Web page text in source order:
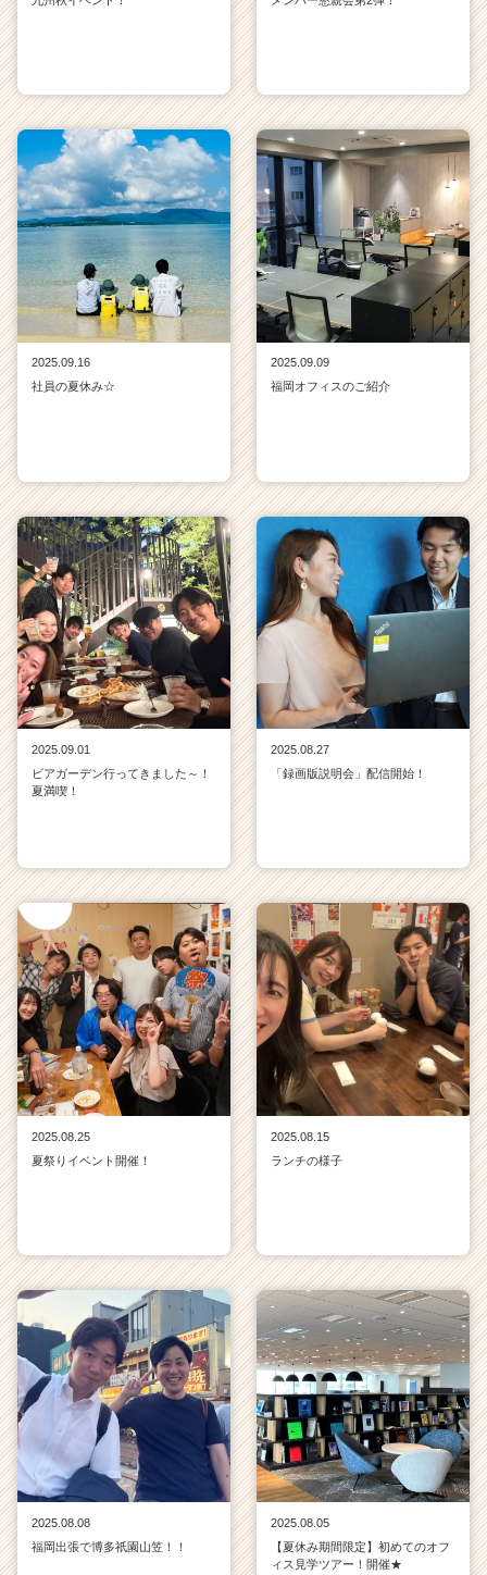
2025.09.16
社員の夏休み☆
2025.09.09
福岡オフィスのご紹介
2025.09.01
ビアガーデン行ってきました～！
夏満喫！
2025.08.27
「録画版説明会」配信開始！
2025.08.25
夏祭りイベント開催！
2025.08.15
ランチの様子
2025.08.08
福岡出張で博多祇園山笠！！
2025.08.05
【夏休み期間限定】初めてのオフ
ィス見学ツアー！開催★